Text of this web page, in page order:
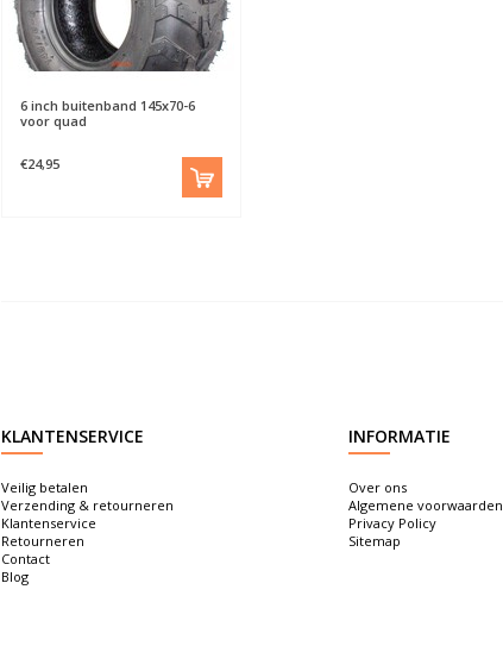
6 inch buitenband 145x70-6
voor quad
€24,95
KLANTENSERVICE
Veilig betalen
Verzending & retourneren
Klantenservice
Retourneren
Contact
Blog
INFORMATIE
Over ons
Algemene voorwaarden
Privacy Policy
Sitemap